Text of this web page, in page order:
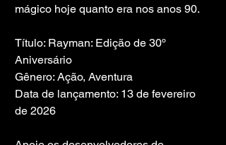
mágico hoje quanto era nos anos 90.
Título: Rayman: Edição de 30º
Aniversário
Gênero: Ação, Aventura
Data de lançamento: 13 de fevereiro
de 2026